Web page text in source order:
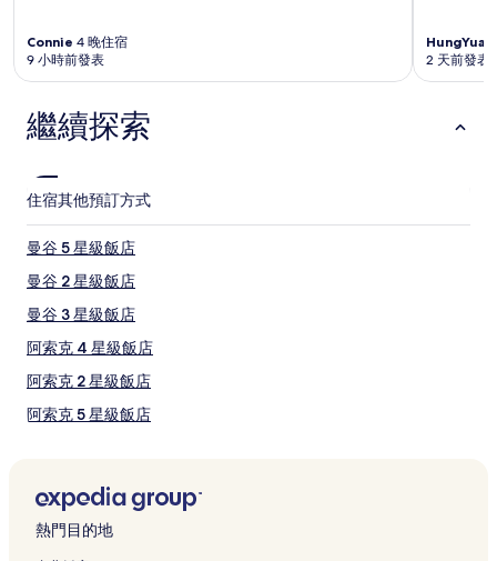
Connie 4 晚住宿
9 小時前發表
HungYuan
2 天前發表
繼續探索
住宿其他預訂方式
曼谷 5 星級飯店
曼谷 2 星級飯店
曼谷 3 星級飯店
阿索克 4 星級飯店
阿索克 2 星級飯店
阿索克 5 星級飯店
通羅街 3 星級飯店
熱門目的地